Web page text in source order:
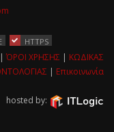
HTTPS
|ΌΡΟΙ ΧΡΗΣΗΣ | ΚΩΔΙΚΑΣ
| Επικοινωνία
hosted by: